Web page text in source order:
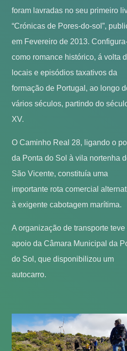
foram lavradas no seu primeiro
“Crónicas de Pores-do-sol”,
em Fevereiro de 2013.
como romance histórico, á volta
locais e episódios taxativos da
formação de Portugal, ao longo
vários séculos, partindo do
XV.
O Caminho Real 28, ligando o
da Ponta do Sol à vila nortenha
São Vicente, constituía uma
importante rota comercial
à exigente cabotagem marítima.
A organização de transporte teve
apoio da Câmara Municipal da
do Sol, que disponibilizou um
autocarro.